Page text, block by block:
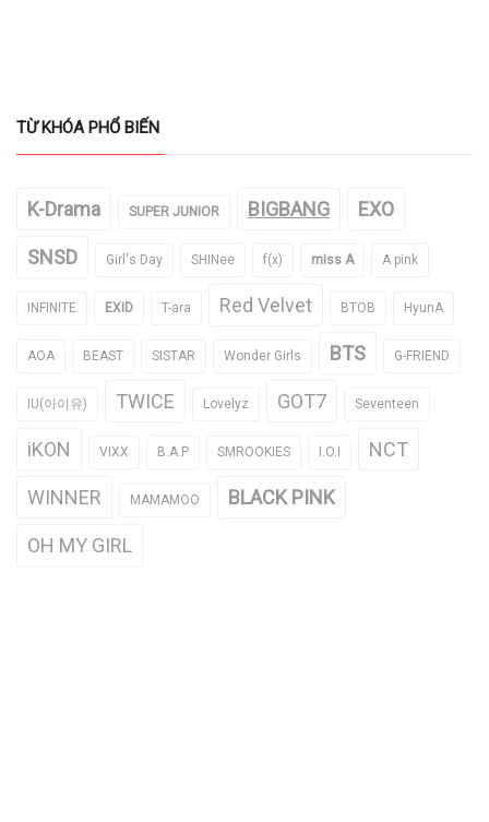
TỪ KHÓA PHỔ BIẾN
K-Drama SUPER JUNIOR BIGBANG EXO
SNSD Girl's Day SHINee f(x) miss A A pink
INFINITE EXID T-ara Red Velvet BTOB HyunA
AOA BEAST SISTAR Wonder Girls BTS G-FRIEND
IU(아이유) TWICE Lovelyz GOT7 Seventeen
iKON VIXX B.A.P SMROOKIES I.O.I NCT
WINNER MAMAMOO BLACK PINK
OH MY GIRL